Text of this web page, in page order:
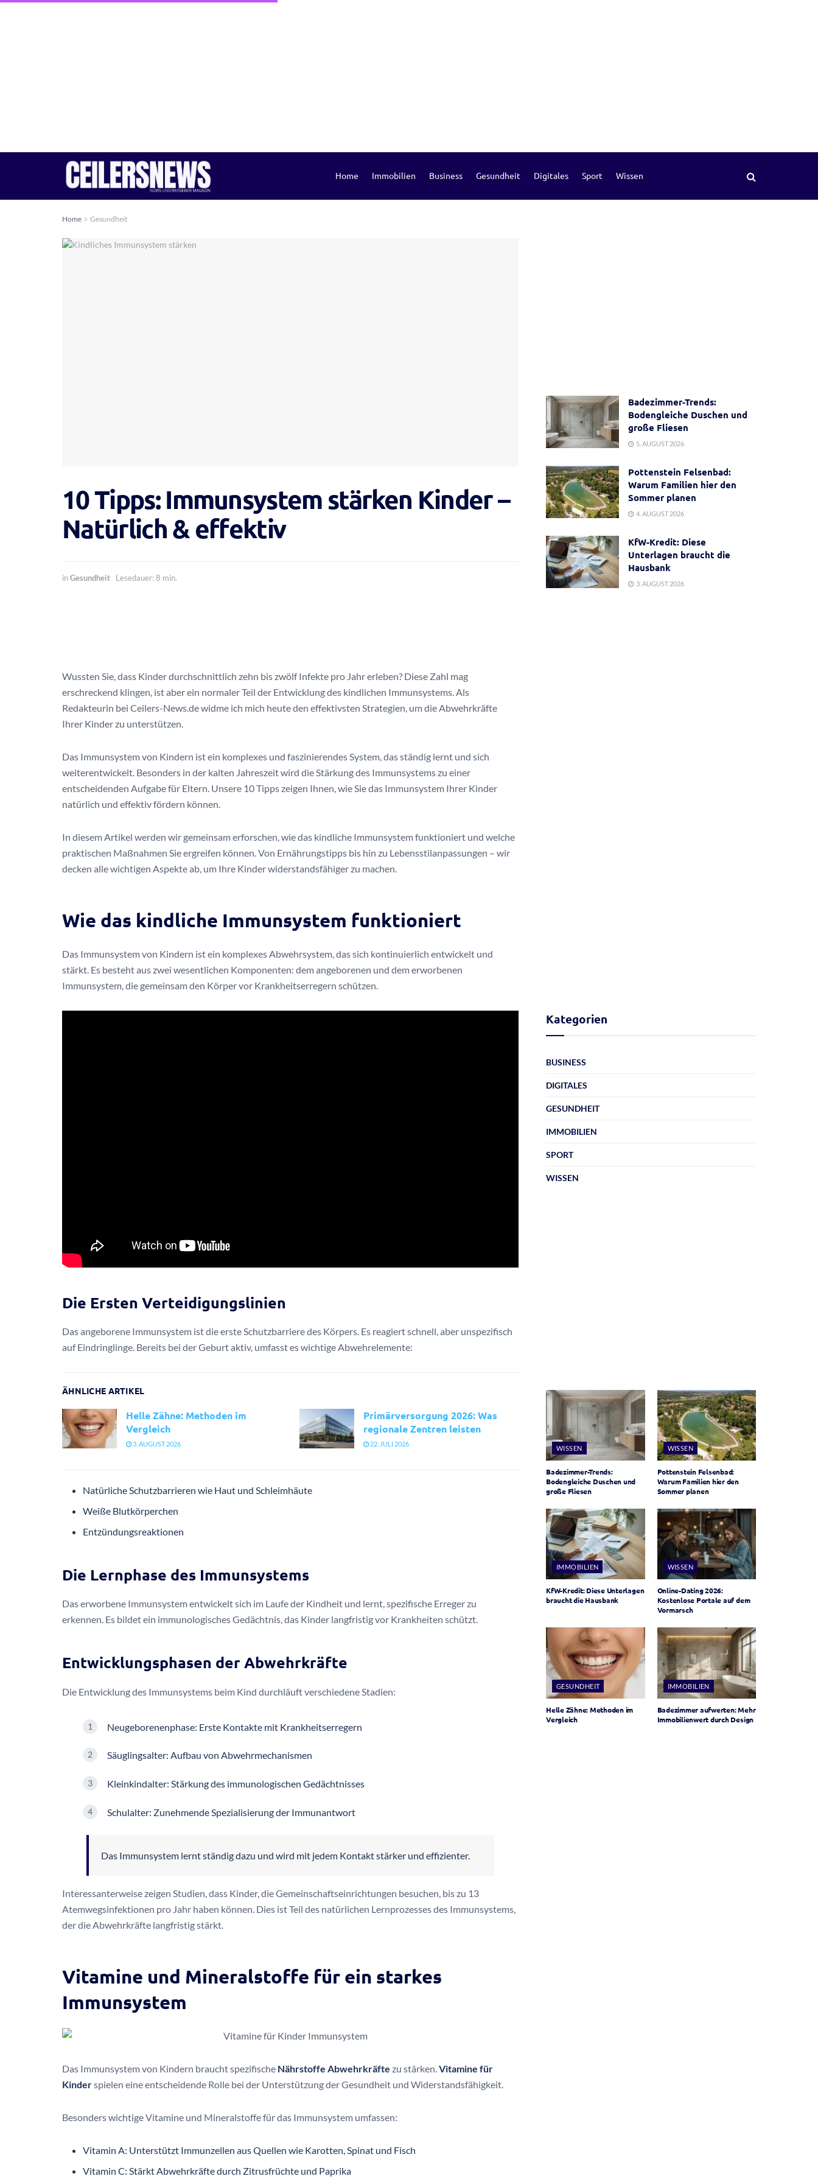
Home Immobilien Business Gesundheit Digitales Sport Wissen
Home Gesundheit
10 Tipps: Immunsystem stärken Kinder –
Natürlich & effektiv
inGesundheit Lesedauer: 8 min.
Wussten Sie, dass Kinder durchschnittlich zehn bis zwölf Infekte pro Jahr erleben? Diese Zahl mag
erschreckend klingen, ist aber ein normaler Teil der Entwicklung des kindlichen Immunsystems. Als
Redakteurin bei Ceilers-News.de widme ich mich heute den effektivsten Strategien, um die Abwehrkräfte
Ihrer Kinder zu unterstützen.
Das Immunsystem von Kindern ist ein komplexes und faszinierendes System, das ständig lernt und sich
weiterentwickelt. Besonders in der kalten Jahreszeit wird die Stärkung des Immunsystems zu einer
entscheidenden Aufgabe für Eltern. Unsere 10 Tipps zeigen Ihnen, wie Sie das Immunsystem Ihrer Kinder
natürlich und effektiv fördern können.
In diesem Artikel werden wir gemeinsam erforschen, wie das kindliche Immunsystem funktioniert und welche
praktischen Maßnahmen Sie ergreifen können. Von Ernährungstipps bis hin zu Lebensstilanpassungen – wir
decken alle wichtigen Aspekte ab, um Ihre Kinder widerstandsfähiger zu machen.
Wie das kindliche Immunsystem funktioniert
Das Immunsystem von Kindern ist ein komplexes Abwehrsystem, das sich kontinuierlich entwickelt und
stärkt. Es besteht aus zwei wesentlichen Komponenten: dem angeborenen und dem erworbenen
Immunsystem, die gemeinsam den Körper vor Krankheitserregern schützen.
Die Ersten Verteidigungslinien
Das angeborene Immunsystem ist die erste Schutzbarriere des Körpers. Es reagiert schnell, aber unspezifisch
auf Eindringlinge. Bereits bei der Geburt aktiv, umfasst es wichtige Abwehrelemente:
ÄHNLICHE ARTIKEL
Helle Zähne: Methoden im
Vergleich
3. AUGUST 2026
Primärversorgung 2026: Was
regionale Zentren leisten
22. JULI 2026
Natürliche Schutzbarrieren wie Haut und Schleimhäute
Weiße Blutkörperchen
Entzündungsreaktionen
Die Lernphase des Immunsystems
Das erworbene Immunsystem entwickelt sich im Laufe der Kindheit und lernt, spezifische Erreger zu
erkennen. Es bildet ein immunologisches Gedächtnis, das Kinder langfristig vor Krankheiten schützt.
Entwicklungsphasen der Abwehrkräfte
Die Entwicklung des Immunsystems beim Kind durchläuft verschiedene Stadien:
Neugeborenenphase: Erste Kontakte mit Krankheitserregern
Säuglingsalter: Aufbau von Abwehrmechanismen
Kleinkindalter: Stärkung des immunologischen Gedächtnisses
Schulalter: Zunehmende Spezialisierung der Immunantwort
Das Immunsystem lernt ständig dazu und wird mit jedem Kontakt stärker und effizienter.
Interessanterweise zeigen Studien, dass Kinder, die Gemeinschaftseinrichtungen besuchen, bis zu 13
Atemwegsinfektionen pro Jahr haben können. Dies ist Teil des natürlichen Lernprozesses des Immunsystems,
der die Abwehrkräfte langfristig stärkt.
Vitamine und Mineralstoffe für ein starkes
Immunsystem
Das Immunsystem von Kindern braucht spezifische Nährstoffe Abwehrkräfte zu stärken. Vitamine für
Kinderspielen eine entscheidende Rolle bei der Unterstützung der Gesundheit und Widerstandsfähigkeit.
Besonders wichtige Vitamine und Mineralstoffe für das Immunsystem umfassen:
Vitamin A: Unterstützt Immunzellen aus Quellen wie Karotten, Spinat und Fisch
Vitamin C: Stärkt Abwehrkräfte durch Zitrusfrüchte und Paprika
Badezimmer-Trends:
Bodengleiche Duschen und
große Fliesen
5. AUGUST 2026
Pottenstein Felsenbad:
Warum Familien hier den
Sommer planen
4. AUGUST 2026
KfW-Kredit: Diese
Unterlagen braucht die
Hausbank
3. AUGUST 2026
Kategorien
BUSINESS
DIGITALES
GESUNDHEIT
IMMOBILIEN
SPORT
WISSEN
WISSEN
Badezimmer-Trends:
Bodengleiche Duschen und
große Fliesen
WISSEN
Pottenstein Felsenbad:
Warum Familien hier den
Sommer planen
IMMOBILIEN
KfW-Kredit: Diese Unterlagen
braucht die Hausbank
WISSEN
Online-Dating 2026:
Kostenlose Portale auf dem
Vormarsch
GESUNDHEIT
Helle Zähne: Methoden im
Vergleich
IMMOBILIEN
Badezimmer aufwerten: Mehr
Immobilienwert durch Design